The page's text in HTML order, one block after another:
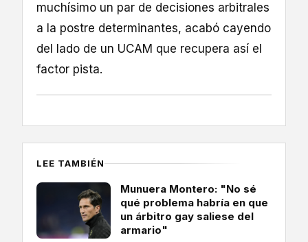
muchísimo un par de decisiones arbitrales
a la postre determinantes, acabó cayendo
del lado de un UCAM que recupera así el
factor pista.
LEE TAMBIÉN
Munuera Montero: "No sé
qué problema habría en que
un árbitro gay saliese del
armario"